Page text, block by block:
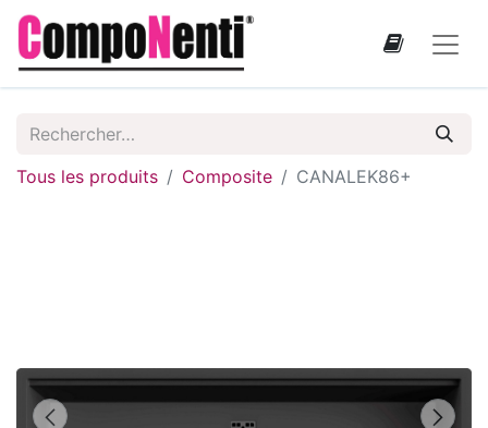
Tous les produits Composite CANALEK86+